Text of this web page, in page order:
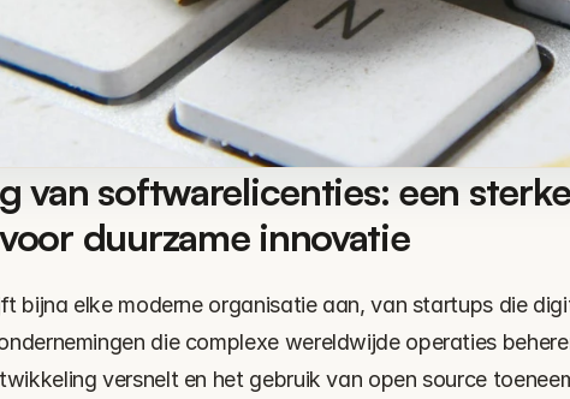
van softwarelicenties: een
duurzame innovatie
bijna elke moderne organisatie aan, van startups die
die complexe wereldwijde operaties
versnelt en het gebruik van open source